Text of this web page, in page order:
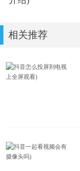
相关推荐